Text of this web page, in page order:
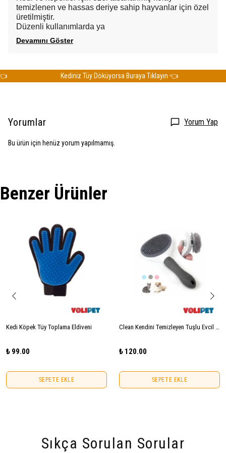
temizlenen ve hassas deriye sahip hayvanlar için özel
üretilmiştir.
Düzenli kullanımlarda ya
Devamını Göster
Kediniz Tüy Döküyorsa Buraya Tıklayın 👈
Yorumlar Yorum Yap
Bu ürün için henüz yorum yapılmamış.
Benzer Ürünler
Kedi Köpek Tüy Toplama Eldiveni
₺ 99.00
SEPETE EKLE
Clean Kendini Temizleyen Tuşlu Evcil Hayvan Fırçası Kedi Köpek Tüy Toplayıcı Tarak
₺ 120.00
SEPETE EKLE
Sıkça Sorulan Sorular